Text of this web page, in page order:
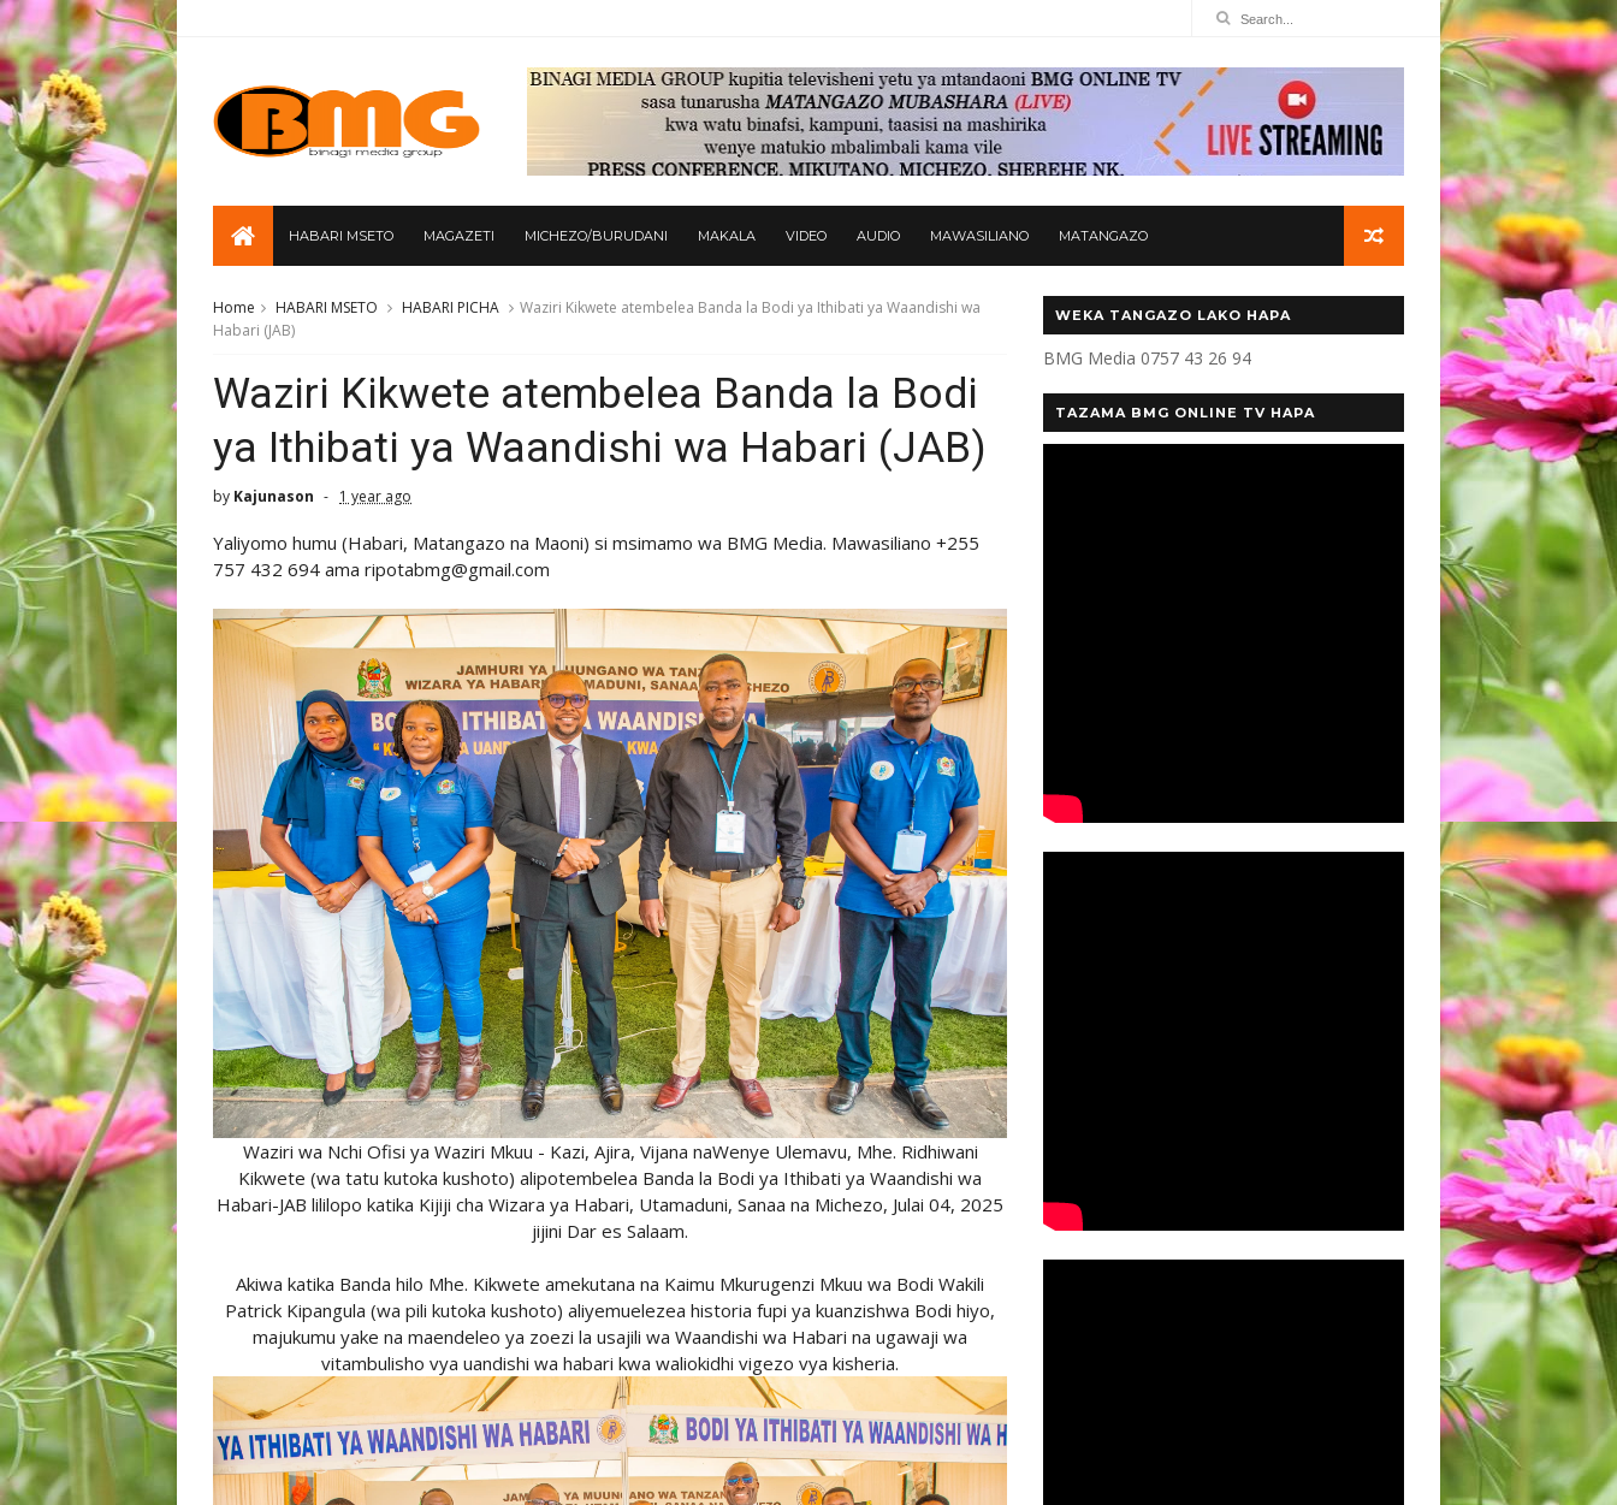
HABARI MSETO MAGAZETI MICHEZO/BURUDANI MAKALA VIDEO AUDIO MAWASILIANO MATANGAZO
Home HABARI MSETO HABARI PICHA
Waziri Kikwete atembelea Banda la Bodi ya Ithibati ya Waandishi wa
Habari (JAB)
Waziri Kikwete atembelea Banda la Bodi
ya Ithibati ya Waandishi wa Habari (JAB)
by Kajunason 1 year ago
Yaliyomo humu (Habari, Matangazo na Maoni) si msimamo wa BMG Media. Mawasiliano +255
757 432 694 ama ripotabmg@gmail.com
Waziri wa Nchi Ofisi ya Waziri Mkuu - Kazi, Ajira, Vijana naWenye Ulemavu, Mhe. Ridhiwani
Kikwete (wa tatu kutoka kushoto) alipotembelea Banda la Bodi ya Ithibati ya Waandishi wa
Habari-JAB lililopo katika Kijiji cha Wizara ya Habari, Utamaduni, Sanaa na Michezo, Julai 04, 2025
jijini Dar es Salaam.
Akiwa katika Banda hilo Mhe. Kikwete amekutana na Kaimu Mkurugenzi Mkuu wa Bodi Wakili
Patrick Kipangula (wa pili kutoka kushoto) aliyemuelezea historia fupi ya kuanzishwa Bodi hiyo,
majukumu yake na maendeleo ya zoezi la usajili wa Waandishi wa Habari na ugawaji wa
vitambulisho vya uandishi wa habari kwa waliokidhi vigezo vya kisheria.
WEKA TANGAZO LAKO HAPA
BMG Media 0757 43 26 94
TAZAMA BMG ONLINE TV HAPA